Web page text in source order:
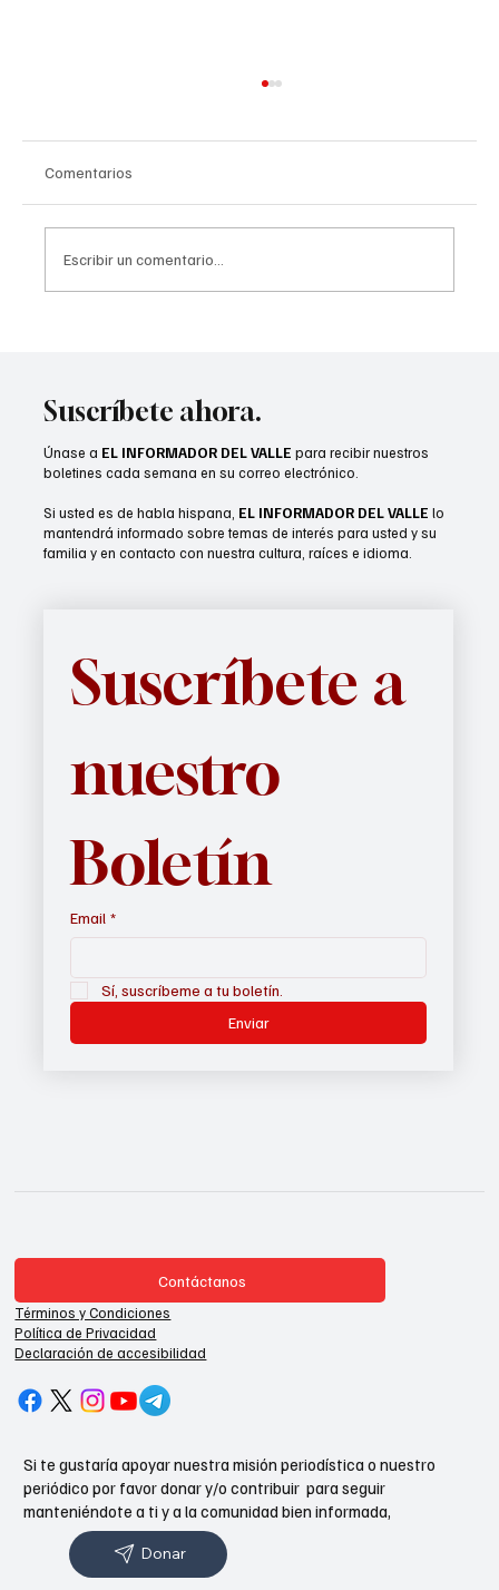
Comentarios
Escribir un comentario...
Suscríbete ahora.
Únase a EL INFORMADOR DEL VALLE para recibir nuestros
boletines cada semana en su correo electrónico.
Si usted es de habla hispana, EL INFORMADOR DEL VALLE lo
mantendrá informado sobre temas de interés para usted y su
familia y en contacto con nuestra cultura, raíces e idioma.
Suscríbete a
nuestro
Boletín
Email *
Sí, suscríbeme a tu boletín.
Enviar
Contáctanos
Términos y Condiciones
Política de Privacidad
Declaración de accesibilidad
Si te gustaría apoyar nuestra misión periodística o nuestro
periódico por favor donar y/o contribuir para seguir
manteniéndote a ti y a la comunidad bien informada,
Donar